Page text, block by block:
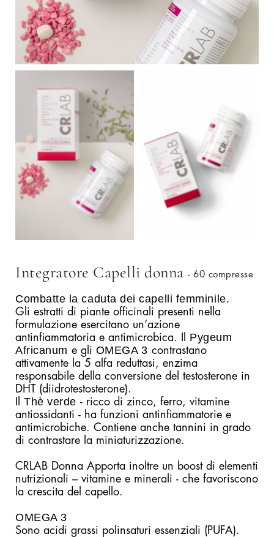
Integratore Capelli donna - 60 compresse
Combatte la caduta dei capelli femminile.
Gli estratti di piante officinali presenti nella
formulazione esercitano un’azione
antinfiammatoria e antimicrobica. Il Pygeum
Africanum e gli OMEGA 3 contrastano
attivamente la 5 alfa reduttasi, enzima
responsabile della conversione del testosterone in
DHT (diidrotestosterone).
Thè verde - ricco di zinco, ferro, vitamine
antiossidanti - ha funzioni antinfiammatorie e
antimicrobiche. Contiene anche tannini in grado
di contrastare la miniaturizzazione.
CRLAB Donna Apporta inoltre un boost di elementi
nutrizionali – vitamine e minerali - che favoriscono
la crescita del capello.
OMEGA 3
Sono acidi grassi polinsaturi essenziali (PUFA).